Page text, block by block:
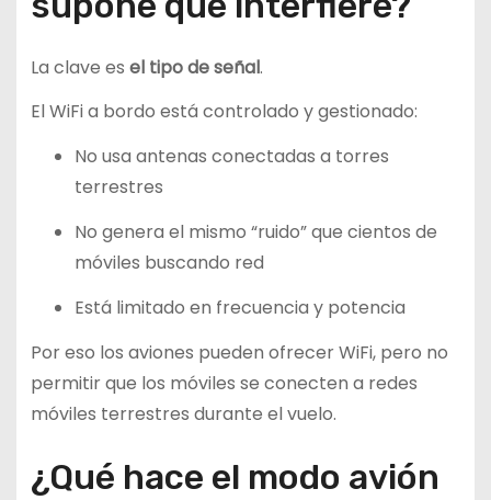
La clave es el tipo de señal.
El WiFi a bordo está controlado y gestionado:
No usa antenas conectadas a torres
terrestres
No genera el mismo “ruido” que cientos de
móviles buscando red
Está limitado en frecuencia y potencia
Por eso los aviones pueden ofrecer WiFi, pero no
permitir que los móviles se conecten a redes
móviles terrestres durante el vuelo.
¿Qué hace el modo avión